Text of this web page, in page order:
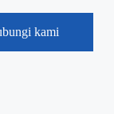
kami